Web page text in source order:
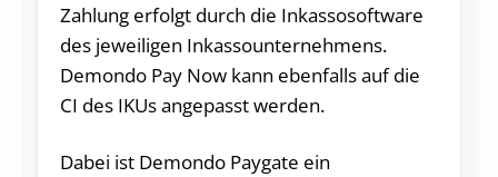
Zahlung erfolgt durch die Inkassosoftware
des jeweiligen Inkassounternehmens.
Demondo Pay Now kann ebenfalls auf die
CI des IKUs angepasst werden.
Dabei ist Demondo Paygate ein